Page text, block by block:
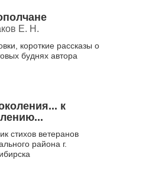
Е. Н.
короткие рассказы о
буднях автора
к
стихов ветеранов
района г.